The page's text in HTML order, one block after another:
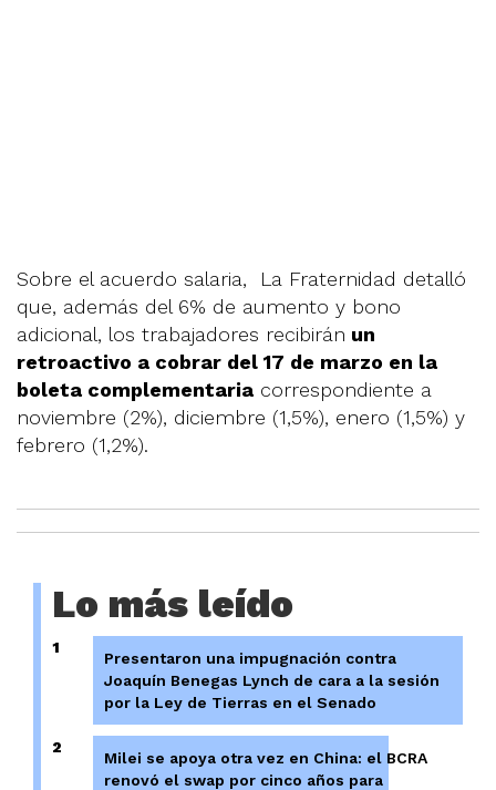
Sobre el acuerdo salaria, La Fraternidad detalló
que, además del 6% de aumento y bono
adicional, los trabajadores recibirán un
retroactivo a cobrar del 17 de marzo en la
boleta complementaria correspondiente a
noviembre (2%), diciembre (1,5%), enero (1,5%) y
febrero (1,2%).
Lo más leído
1
Presentaron una impugnación contra
Joaquín Benegas Lynch de cara a la sesión
por la Ley de Tierras en el Senado
2
Milei se apoya otra vez en China: el BCRA
renovó el swap por cinco años para